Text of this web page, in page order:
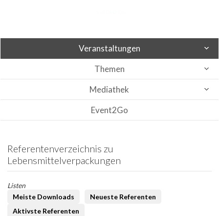
Veranstaltungen
Themen
Mediathek
Event2Go
Referentenverzeichnis zu
Lebensmittelverpackungen
Listen
Meiste Downloads
Neueste Referenten
Aktivste Referenten